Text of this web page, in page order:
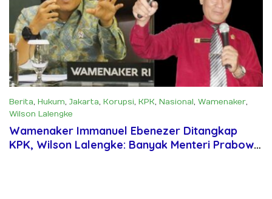
Berita, Hukum, Jakarta, Korupsi, KPK, Nasional, Wamenaker,
Wilson Lalengke
Agustus 21, 2025
Wamenaker Immanuel Ebenezer Ditangkap
KPK, Wilson Lalengke: Banyak Menteri Prabowo